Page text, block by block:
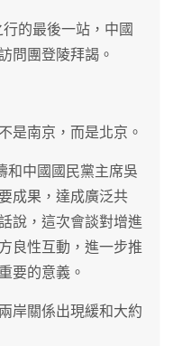
的最後一站，中國
問團登陵拜謁。
是南京，而是北京。
和中國國民黨主席吳
成果，達成廣泛共
說，這次會談對增進
良性互動，進一步推
要的意義。
岸關係出現緩和大約